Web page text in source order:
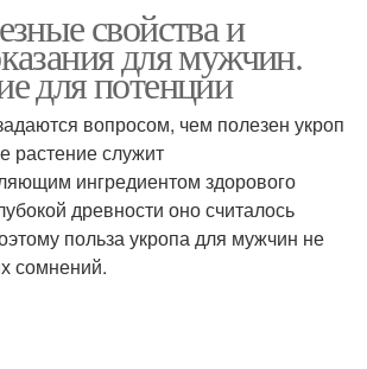
свойства и
для мужчин.
для потенции
вопросом, чем полезен укроп
растение служит
ингредиентом здорового
древности оно считалось
польза укропа для мужчин не
сомнений.